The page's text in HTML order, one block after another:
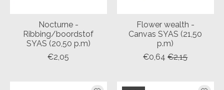
Nocturne -
Ribbing/boordstof
SYAS (20,50 p.m)
€2,05
Flower wealth -
Canvas SYAS (21,50
p.m)
€0,64 €2,15